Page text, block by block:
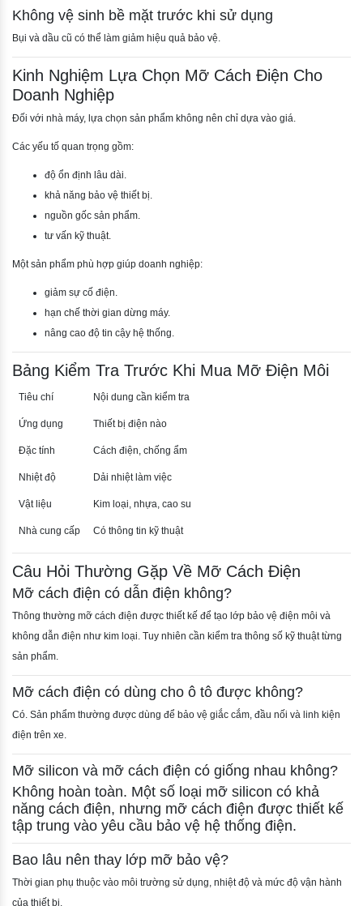
Không vệ sinh bề mặt trước khi sử dụng
Bụi và dầu cũ có thể làm giảm hiệu quả bảo vệ.
Kinh Nghiệm Lựa Chọn Mỡ Cách Điện Cho
Doanh Nghiệp
Đối với nhà máy, lựa chọn sản phẩm không nên chỉ dựa vào giá.
Các yếu tố quan trọng gồm:
độ ổn định lâu dài.
khả năng bảo vệ thiết bị.
nguồn gốc sản phẩm.
tư vấn kỹ thuật.
Một sản phẩm phù hợp giúp doanh nghiệp:
giảm sự cố điện.
hạn chế thời gian dừng máy.
nâng cao độ tin cậy hệ thống.
Bảng Kiểm Tra Trước Khi Mua Mỡ Điện Môi
Tiêu chí Nội dung cần kiểm tra
Ứng dụng Thiết bị điện nào
Đặc tính Cách điện, chống ẩm
Nhiệt độ Dải nhiệt làm việc
Vật liệu Kim loại, nhựa, cao su
Nhà cung cấp Có thông tin kỹ thuật
Câu Hỏi Thường Gặp Về Mỡ Cách Điện
Mỡ cách điện có dẫn điện không?
Thông thường mỡ cách điện được thiết kế để tạo lớp bảo vệ điện môi và
không dẫn điện như kim loại. Tuy nhiên cần kiểm tra thông số kỹ thuật từng
sản phẩm.
Mỡ cách điện có dùng cho ô tô được không?
Có. Sản phẩm thường được dùng để bảo vệ giắc cắm, đầu nối và linh kiện
điện trên xe.
Mỡ silicon và mỡ cách điện có giống nhau không?
Không hoàn toàn. Một số loại mỡ silicon có khả
năng cách điện, nhưng mỡ cách điện được thiết kế
tập trung vào yêu cầu bảo vệ hệ thống điện.
Bao lâu nên thay lớp mỡ bảo vệ?
Thời gian phụ thuộc vào môi trường sử dụng, nhiệt độ và mức độ vận hành
của thiết bị.